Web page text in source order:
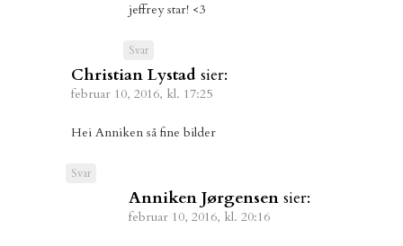
jeffrey star! <3
Svar
Christian Lystad sier:
februar 10, 2016, kl. 17:25
Hei Anniken så fine bilder
Svar
Anniken Jørgensen sier:
februar 10, 2016, kl. 20:16